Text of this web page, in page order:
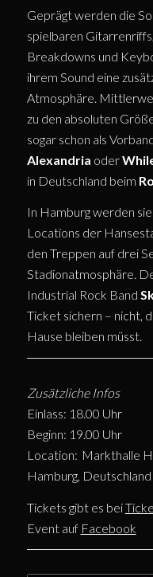
Geprägt werden die
spielbaren
Breakdowns und
ihrem Sound eine
Atmosphäre.
zu den absoluten
sogar schon als
Alexandria oder
in Deutschland beim
In Hamburg werden
Locations der
den Treppen auf drei
Stadionatmosphäre.
Industrial Rock Band
Ticket sichern – nicht,
Hause bleiben müsst.
Zusätzliche Infos
Einlass: 18.00 Uhr
Beginn: 19.00 Uhr
Location: Markthalle
Hamburg, Deutschland
Tickets gibt es bei
Event auf Facebook